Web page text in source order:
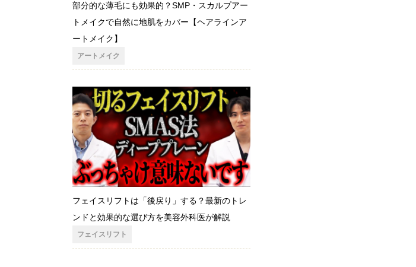
部分的な薄毛にも効果的？SMP・スカルプアー
トメイクで自然に地肌をカバー【ヘアラインア
ートメイク】
アートメイク
フェイスリフトは「後戻り」する？最新のトレ
ンドと効果的な選び方を美容外科医が解説
フェイスリフト